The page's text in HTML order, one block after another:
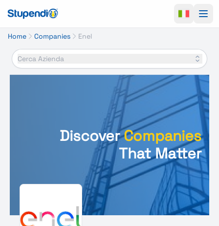
Home Companies Enel
Cerca Azienda
DiscoverCompanies
That Matter